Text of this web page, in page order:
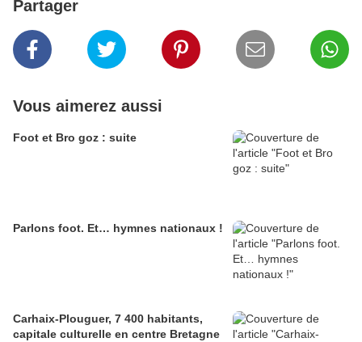
Partager
Vous aimerez aussi
Foot et Bro goz : suite
Parlons foot. Et… hymnes nationaux !
Carhaix-Plouguer, 7 400 habitants,
capitale culturelle en centre Bretagne